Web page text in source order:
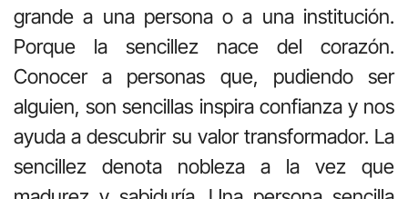
grande a una persona o a una institución.
Porque la sencillez nace del corazón.
Conocer a personas que, pudiendo ser
alguien, son sencillas inspira confianza y nos
ayuda a descubrir su valor transformador. La
sencillez denota nobleza a la vez que